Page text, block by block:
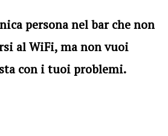
persona nel bar che non
al WiFi, ma non vuoi
con i tuoi problemi.